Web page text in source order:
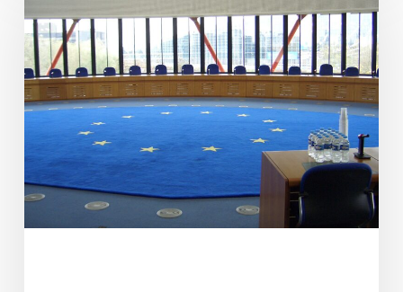
leiðrétting
ólögmætra
búsetuskerðinga
fyrir
Mannréttindadómstól
Evrópu